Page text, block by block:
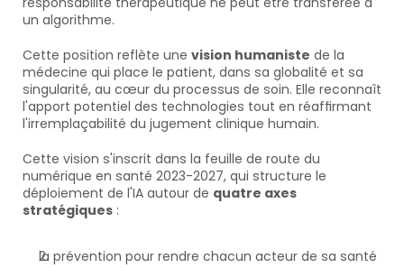
un algorithme.
Cette position reflète une vision humaniste de la
médecine qui place le patient, dans sa globalité et sa
singularité, au cœur du processus de soin. Elle reconnaît
l'apport potentiel des technologies tout en réaffirmant
l'irremplaçabilité du jugement clinique humain.
Cette vision s'inscrit dans la feuille de route du
numérique en santé 2023-2027, qui structure le
déploiement de l'IA autour de quatre axes
stratégiques :
la prévention pour rendre chacun acteur de sa santé